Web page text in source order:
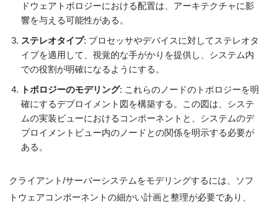
ドウェアトポロジーにおける配置は、アーキテクチャに影
響を与える可能性がある。
ステレオタイプ: プロセッサやデバイスに対してステレオタ
イプを適用して、視覚的な手がかりを提供し、システム内
での役割が明確になるようにする。
トポロジーのモデリング: これらのノードのトポロジーを明
確にするデプロイメント図を構築する。この図は、システ
ムの実装ビューにおけるコンポーネントと、システムのデ
プロイメントビュー内のノードとの関係を明示する必要が
ある。
クライアント/サーバーシステムをモデリングするには、ソフ
トウェアコンポーネントの細かい計画と整理が必要であり、